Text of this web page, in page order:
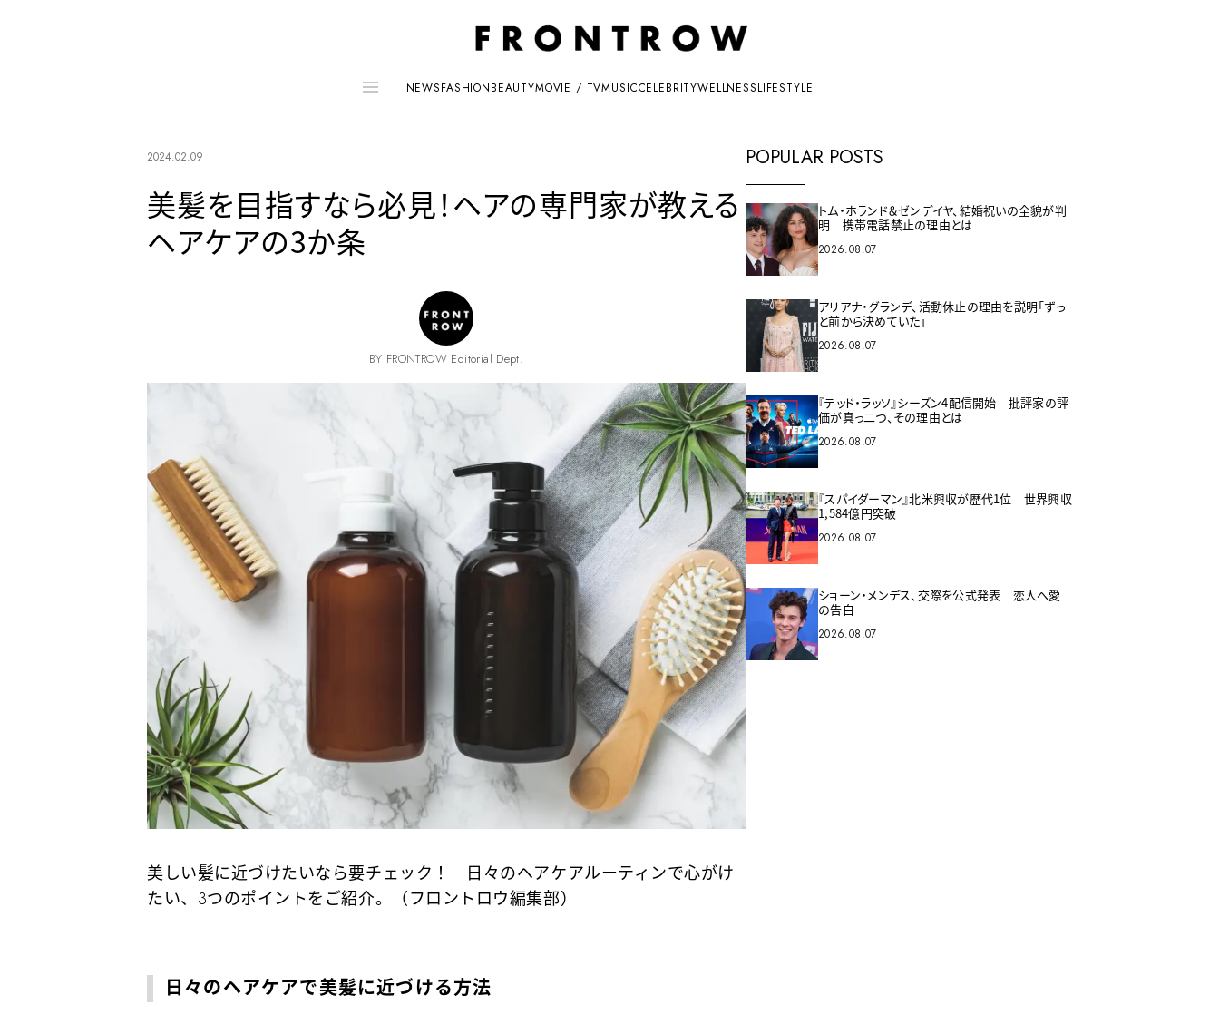
NEWSFASHIONBEAUTYMOVIE / TVMUSICCELEBRITYWELLNESSLIFESTYLE
2024.02.09
美髪を目指すなら必見！ヘアの専門家が教える
ヘアケアの3か条
BY FRONTROW Editorial Dept.
美しい髪に近づけたいなら要チェック！ 日々のヘアケアルーティンで心がけ
たい、3つのポイントをご紹介。（フロントロウ編集部）
日々のヘアケアで美髪に近づける方法
POPULAR POSTS
トム・ホランド＆ゼンデイヤ、結婚祝いの全貌が判
明 携帯電話禁止の理由とは
2026.08.07
アリアナ・グランデ、活動休止の理由を説明「ずっ
と前から決めていた」
2026.08.07
『テッド・ラッソ』シーズン4配信開始 批評家の評
価が真っ二つ、その理由とは
2026.08.07
『スパイダーマン』北米興収が歴代1位 世界興収
1,584億円突破
2026.08.07
ショーン・メンデス、交際を公式発表 恋人へ愛
の告白
2026.08.07